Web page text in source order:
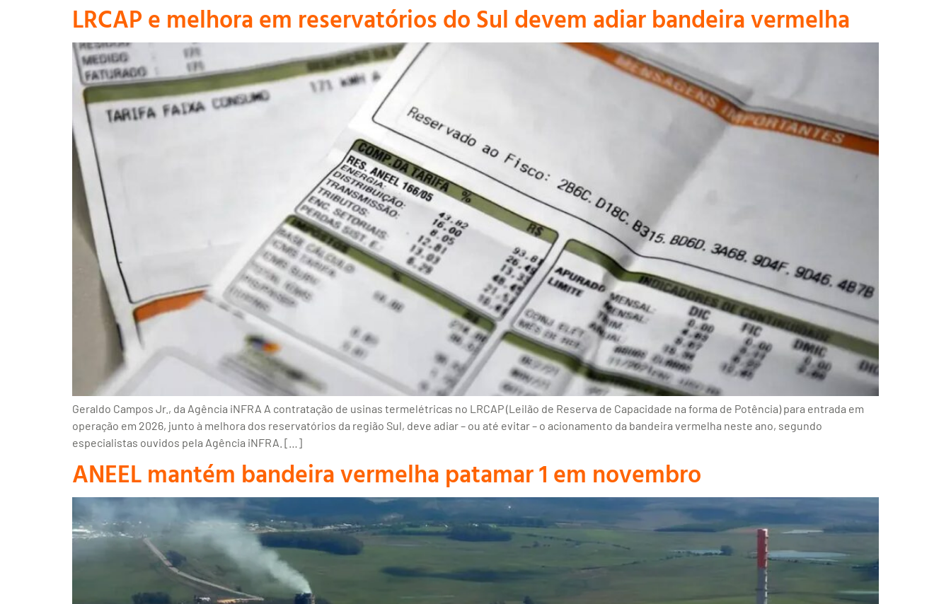
LRCAP e melhora em reservatórios do Sul devem adiar bandeira vermelha
Geraldo Campos Jr., da Agência iNFRA A contratação de usinas termelétricas no LRCAP (Leilão de Reserva de Capacidade na forma de Potência) para entrada em
operação em 2026, junto à melhora dos reservatórios da região Sul, deve adiar – ou até evitar – o acionamento da bandeira vermelha neste ano, segundo
especialistas ouvidos pela Agência iNFRA. […]
ANEEL mantém bandeira vermelha patamar 1 em novembro